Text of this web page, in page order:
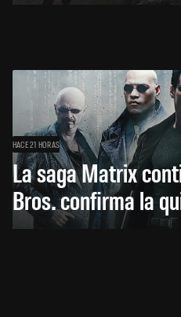
HACE 21 HORAS
La saga Matrix
Bros. confirma la